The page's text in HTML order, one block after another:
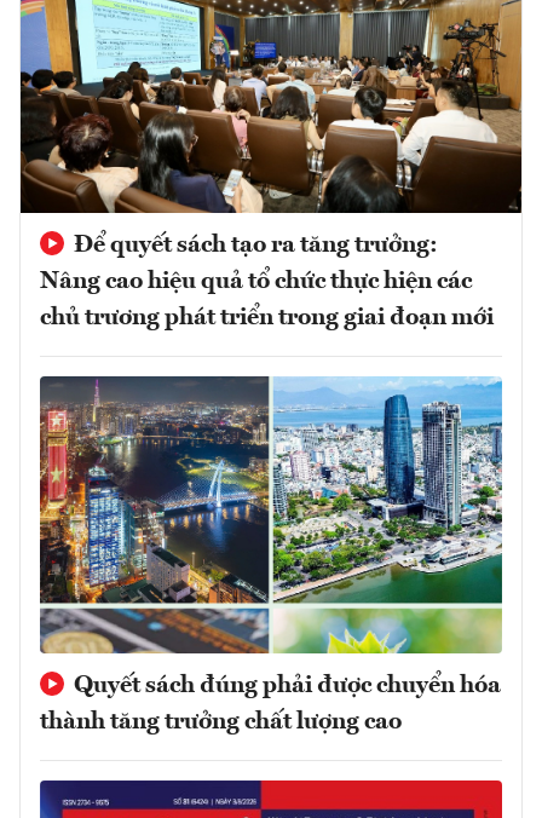
Để quyết sách tạo ra tăng trưởng:
Nâng cao hiệu quả tổ chức thực hiện các
chủ trương phát triển trong giai đoạn mới
Quyết sách đúng phải được chuyển hóa
thành tăng trưởng chất lượng cao